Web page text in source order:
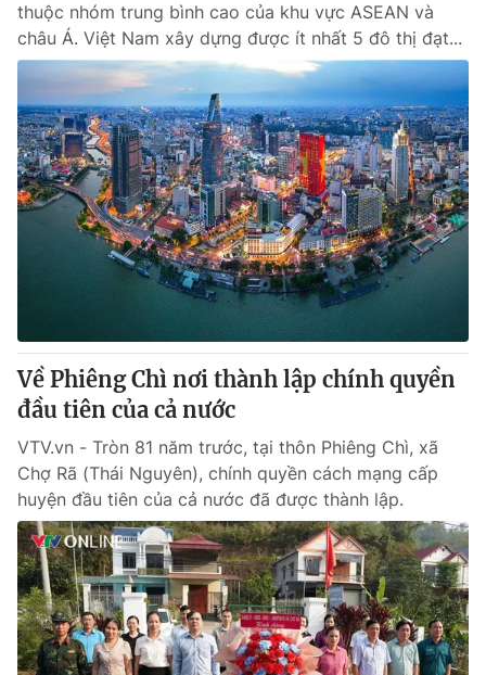
thuộc nhóm trung bình cao của khu vực ASEAN và
châu Á. Việt Nam xây dựng được ít nhất 5 đô thị đạt...
Về Phiêng Chì nơi thành lập chính quyền
đầu tiên của cả nước
VTV.vn - Tròn 81 năm trước, tại thôn Phiêng Chì, xã
Chợ Rã (Thái Nguyên), chính quyền cách mạng cấp
huyện đầu tiên của cả nước đã được thành lập.